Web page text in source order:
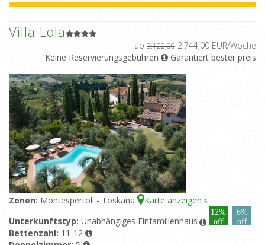
Villa Lola
ab 3.122,00 2.744,00 EUR/Woche
Keine Reservierungsgebühren
Garantiert bester preis
Zonen: Montespertoli - Toskana Karte anzeigen 5
12%
off
6%
off
Unterkunftstyp: Unabhängiges Einfamilienhaus
Bettenzahl: 11-12